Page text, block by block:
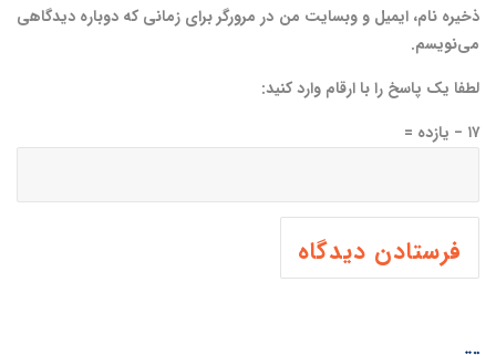
ذخیره نام، ایمیل و وبسایت من در مرورگر برای زمانی که دوباره دیدگاهی
می‌نویسم.
لطفا یک پاسخ را با ارقام وارد کنید:
۱۷ − یازده =